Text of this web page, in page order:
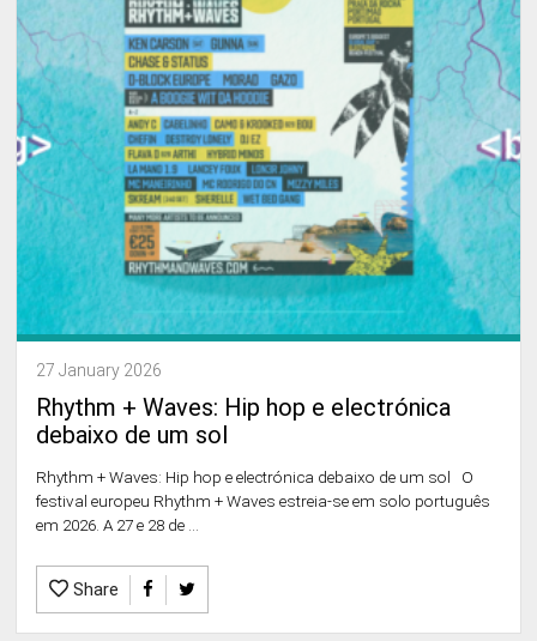
27 January 2026
Rhythm + Waves: Hip hop e electrónica
debaixo de um sol
Rhythm + Waves: Hip hop e electrónica debaixo de um sol O
festival europeu Rhythm + Waves estreia-se em solo português
em 2026. A 27 e 28 de ...
Share